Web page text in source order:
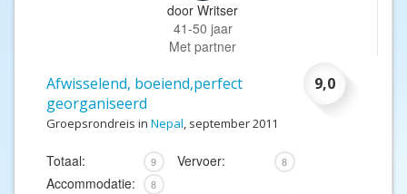
door Writser
41-50 jaar
Met partner
9,0
Afwisselend, boeiend,perfect
georganiseerd
Groepsrondreis in Nepal, september 2011
Totaal: 9 Vervoer: 8
Accommodatie: 8